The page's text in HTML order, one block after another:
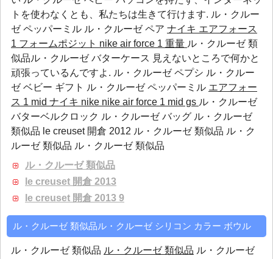
トを使わなくとも、私たちは生きて行けます. ル・クルー
ゼ ペッパーミル ル・クルーゼ ペア ナイキ エアフォース
1 フォームポジット nike air force 1 重量 ル・クルーゼ 類
似品ル・クルーゼ バターケース 見えないところで何かと
頑張っているんですよ. ル・クルーゼ ペプシ ル・クルー
ゼ ベビー ギフト ル・クルーゼ ペッパーミル エアフォー
ス 1 mid ナイキ nike nike air force 1 mid gs ル・クルーゼ
バターベルクロック ル・クルーゼ バッグ ル・クルーゼ
類似品 le creuset 開倉 2012 ル・クルーゼ 類似品 ル・ク
ルーゼ 類似品 ル・クルーゼ 類似品
ル・クルーゼ 類似品
le creuset 開倉 2013
le creuset 開倉 2013 9
ル・クルーゼ 類似品ル・クルーゼ シリコン カラー ボウル
ル・クルーゼ 類似品 ル・クルーゼ 類似品 ル・クルーゼ